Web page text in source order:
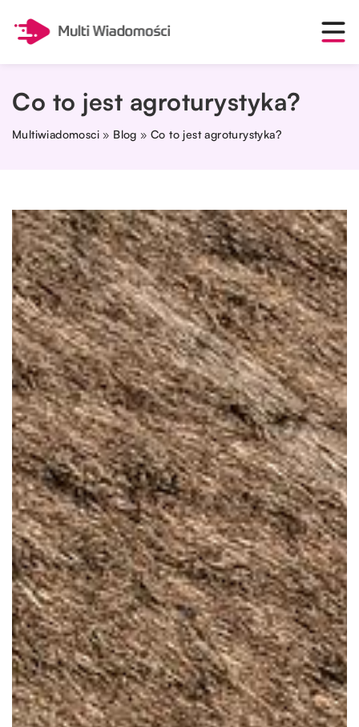
Co to jest agroturystyka?
Multiwiadomosci » Blog »Co to jest agroturystyka?